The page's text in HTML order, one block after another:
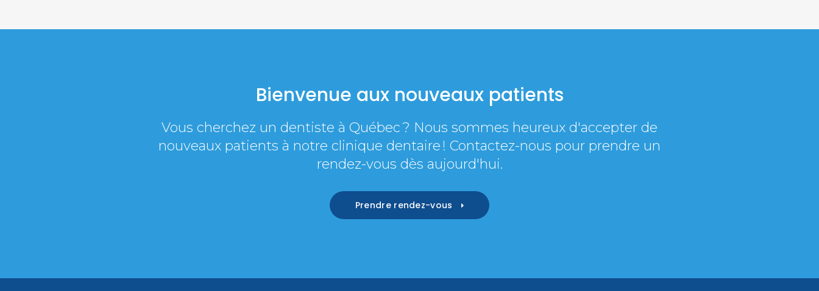
Bienvenue aux nouveaux patients
Vous cherchez un dentiste à Québec ? Nous sommes heureux d'accepter de
nouveaux patients à notre clinique dentaire ! Contactez-nous pour prendre un
rendez-vous dès aujourd'hui.
Prendre rendez-vous